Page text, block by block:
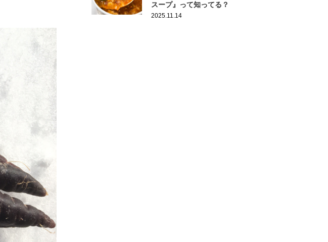
スープ』って知ってる？
2025.11.14